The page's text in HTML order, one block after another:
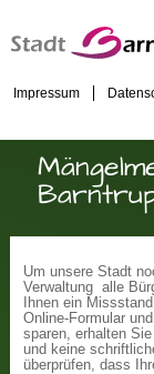
Impressum
Um unsere Stadt
Verwaltung alle
Ihnen ein
Online-Formular
sparen, erhalten
und keine
überprüfen, dass